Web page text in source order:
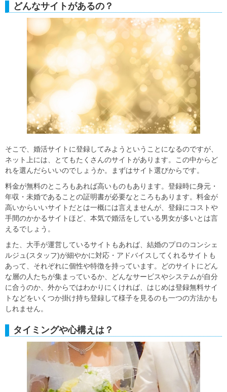
どんなサイトがあるの？
そこで、婚活サイトに登録してみようということになるのですが、
ネット上には、とてもたくさんのサイトがあります。この中からど
れを選んだらいいのでしょうか。まずはサイト選びからです。
料金が無料のところもあれば高いものもあります。登録時に身元・
年収・未婚であることの証明書が必要なところもあります。料金が
高いからいいサイトだとは一概には言えませんが、登録にコストや
手間のかかるサイトほど、本気で婚活をしている男女が多いとは言
えるでしょう。
また、大手が運営しているサイトもあれば、結婚のプロのコンシェ
ルジュ(スタッフ)が細やかに対応・アドバイスしてくれるサイトも
あって、それぞれに個性や特徴を持っています。どのサイトにどん
な層の人たちが集まっているか、どんなサービスやシステムが自分
に合うのか、外からではわかりにくければ、はじめは登録無料サイ
トなどをいくつか掛け持ち登録して様子を見るのも一つの方法かも
しれません。
タイミングや心構えは？